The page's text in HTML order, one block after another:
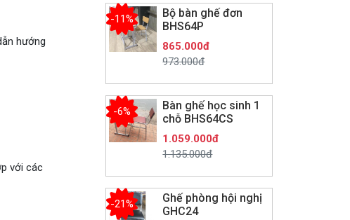
hướng
với các
Bộ bàn ghế đơn
BHS64P
-11%
865.000đ
973.000đ
Bàn ghế học sinh 1
chỗ BHS64CS
-6%
1.059.000đ
1.135.000đ
Ghế phòng hội nghị
GHC24
-21%